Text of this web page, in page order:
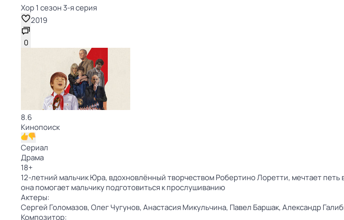
Хор 1 сезон 3-я серия
2019
0
8.6
Кинопоиск
Сериал
Драма
18+
12-летний мальчик Юра, вдохновлённый творчеством Робертино Лоретти, мечтает
она помогает мальчику подготовиться к прослушиванию
Актеры:
Сергей Голомазов,Олег Чугунов,Анастасия Микульчина, Павел Баршак,Александр
Композитор: